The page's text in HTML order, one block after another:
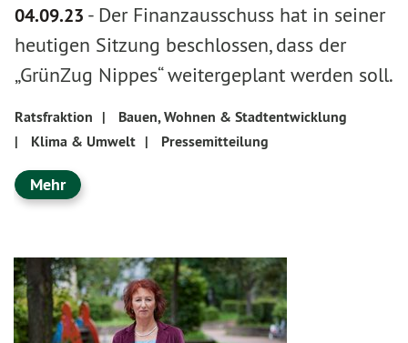
04.09.23 - Der Finanzausschuss hat in seiner
heutigen Sitzung beschlossen, dass der
„GrünZug Nippes“ weitergeplant werden soll.
Ratsfraktion |
Bauen, Wohnen & Stadtentwicklung
|
Klima & Umwelt | Pressemitteilung
Mehr